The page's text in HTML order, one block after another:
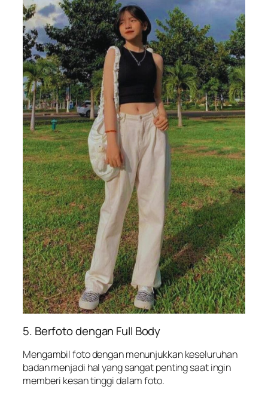
5. Berfoto dengan Full Body
Mengambil foto dengan menunjukkan keseluruhan
badan menjadi hal yang sangat penting saat ingin
memberi kesan tinggi dalam foto.